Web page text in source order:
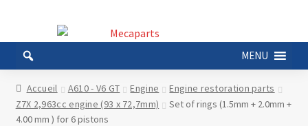
la
navigation
au
contenu
MENU
Accueil A610 - V6 GT Engine
Engine restoration parts
Z7X 2,963cc engine (93 x 72,7mm)
Set of rings (1.5mm + 2.0mm +
4.00 mm ) for 6 pistons